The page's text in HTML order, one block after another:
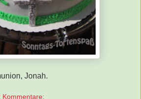
Jonah.
Kommentare: